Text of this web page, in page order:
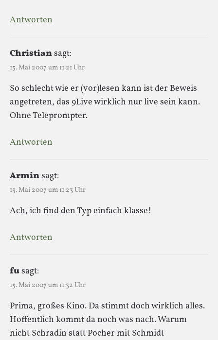
Antworten
Christiansagt:
15. Mai 2007 um 11:21 Uhr
So schlecht wie er (vor)lesen kann ist der Beweis
angetreten, das 9Live wirklich nur live sein kann.
Ohne Teleprompter.
Antworten
Arminsagt:
15. Mai 2007 um 11:23 Uhr
Ach, ich find den Typ einfach klasse!
Antworten
fusagt:
15. Mai 2007 um 11:32 Uhr
Prima, großes Kino. Da stimmt doch wirklich alles.
Hoffentlich kommt da noch was nach. Warum
nicht Schradin statt Pocher mit Schmidt